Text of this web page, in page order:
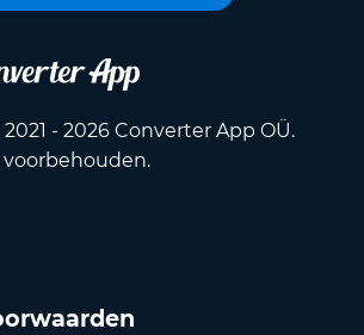
- 2026 Converter App OÜ.